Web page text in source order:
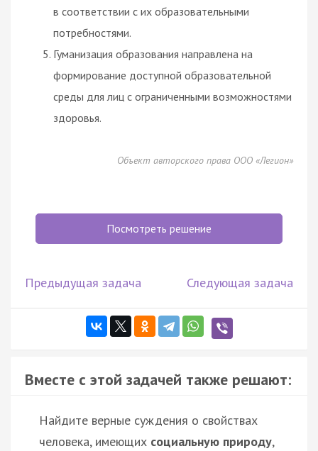
в соответствии с их образовательными
потребностями.
Гуманизация образования направлена на
формирование доступной образовательной
среды для лиц с ограниченными возможностями
здоровья.
Объект авторского права ООО «Легион»
Посмотреть решение
Предыдущая задача Следующая задача
Вместе с этой задачей также решают:
Найдите верные суждения о свойствах
человека, имеющих социальную природу,